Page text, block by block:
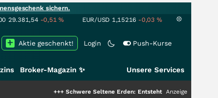
sichern.
29.381,54 -0,51% EUR/USD 1,15216 -0,03 %
Login Push-Kurse
Aktie geschenkt!
Broker-Magazin ✨ Unsere Services
Schwere Seltene Erden: Entsteht hier die nächste
Anzeige